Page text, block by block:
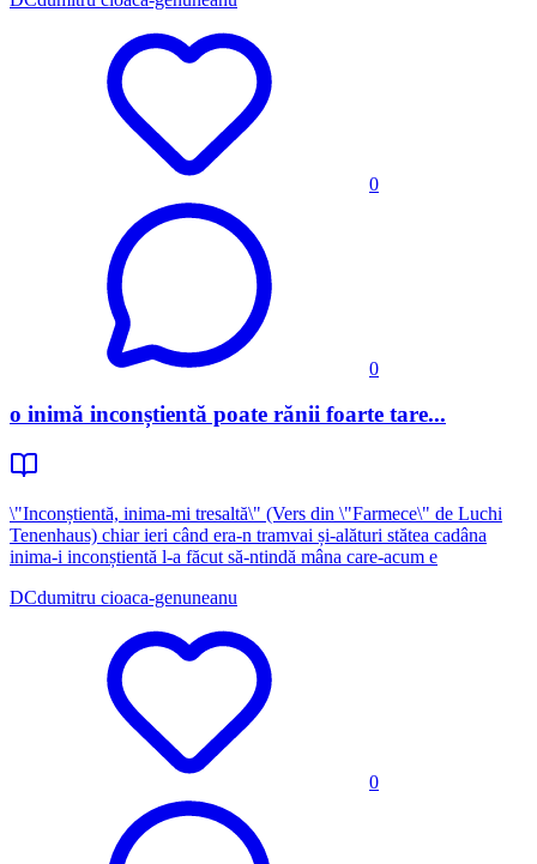
0
0
o inimă inconștientă poate rănii foarte tare...
\"Inconștientă, inima-mi tresaltă\" (Vers din \"Farmece\" de Luchi
Tenenhaus) chiar ieri când era-n tramvai și-alături stătea cadâna
inima-i inconștientă l-a făcut să-ntindă mâna care-acum e
DCdumitru cioaca-genuneanu
0